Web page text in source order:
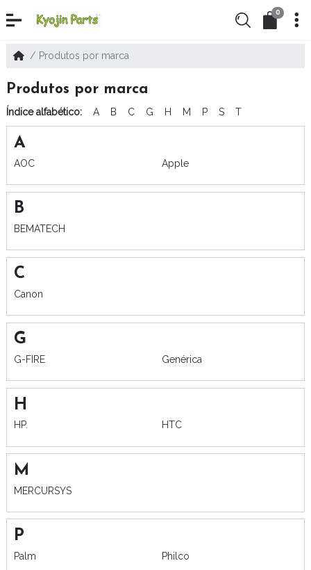
0
Produtos por marca
Produtos por marca
Índice alfabético: A B C G H M P S T
A
AOC Apple
B
BEMATECH
C
Canon
G
G-FIRE Genérica
H
HP. HTC
M
MERCURSYS
P
Palm Philco